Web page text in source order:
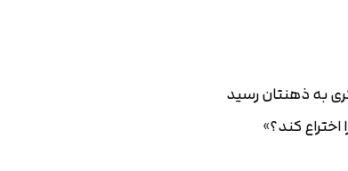
به ذهنتان رسید
کند؟»